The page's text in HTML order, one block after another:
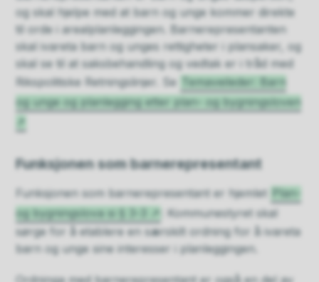
og skal hjelpe med at barn og unge kommer direkte
til orde i arealplanleggingen. Barnerepresentanten
skal ivareta barn og unges rettigheter i plansaker, og
skal se til at saksbehandling og vedtak er i tråd med
Rikspolitiske Retningslinjer. Se
Temaveileder: Barn
og unge og planlegging etter plan- og bygningsloven
Funksjonen som barnerepresentant
Funksjonen som barnerepresentant er hjemlet
Plan-
og bygningslova si § 3-3
: Kommunestyret skal
sørge for å etablere en særskilt ordning for å ivareta
barn og unge sine interesser i planleggingen.